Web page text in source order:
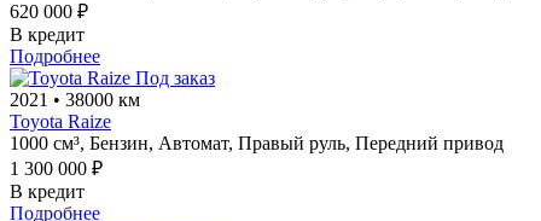
620 000 ₽
В кредит
Подробнее
Под заказ
2021 • 38000 км
Toyota Raize
1000 см³, Бензин, Автомат, Правый руль, Передний привод
1 300 000 ₽
В кредит
Подробнее